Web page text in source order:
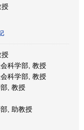
授
授
科学部, 教授
科学部, 教授
, 教授
, 助教授